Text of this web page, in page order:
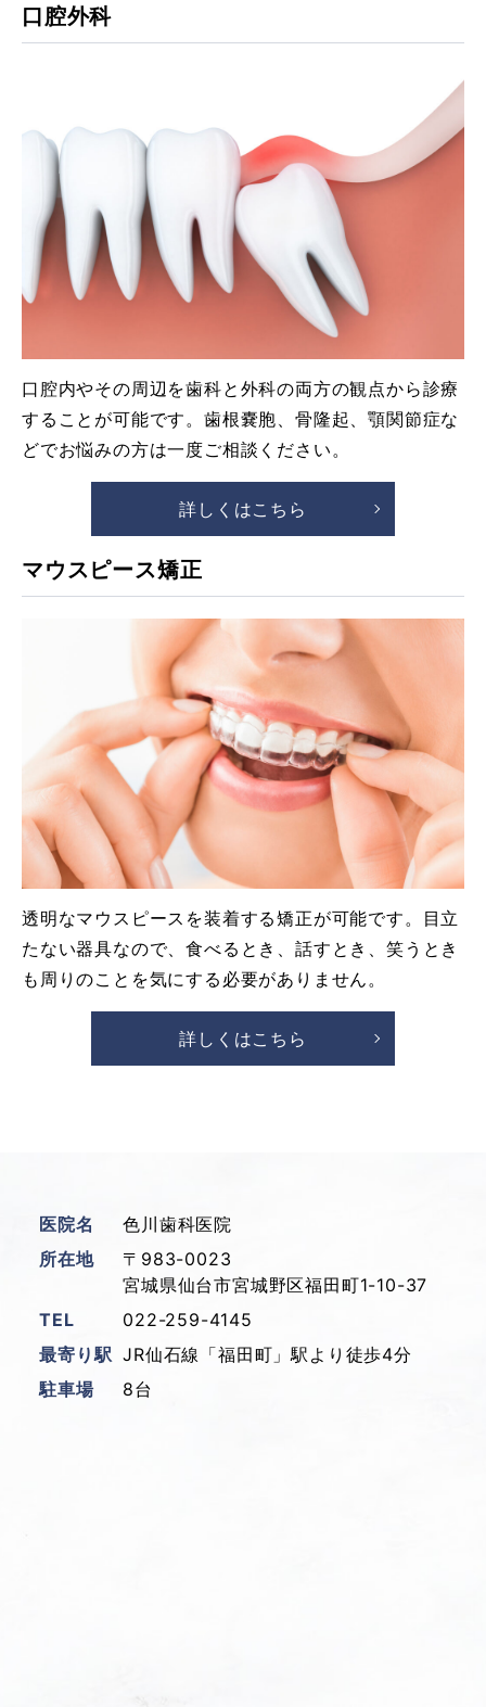
口腔外科
口腔内やその周辺を歯科と外科の両方の観点から診療
することが可能です。歯根嚢胞、骨隆起、顎関節症な
どでお悩みの方は一度ご相談ください。
詳しくはこちら
マウスピース矯正
透明なマウスピースを装着する矯正が可能です。目立
たない器具なので、食べるとき、話すとき、笑うとき
も周りのことを気にする必要がありません。
詳しくはこちら
医院名
色川歯科医院
所在地
〒983-0023
宮城県仙台市宮城野区福田町1-10-37
TEL
022-259-4145
最寄り駅 JR仙石線「福田町」駅より徒歩4分
駐車場
8台